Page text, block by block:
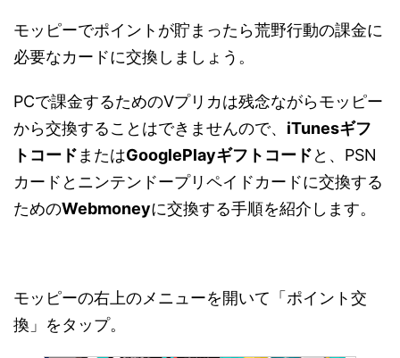
モッピーでポイントが貯まったら荒野行動の課金に
必要なカードに交換しましょう。
PCで課金するためのVプリカは残念ながらモッピー
から交換することはできませんので、 iTunesギフ
トコード またはGooglePlayギフトコードと、PSN
カードとニンテンドープリペイドカードに交換する
ためのWebmoneyに交換する手順を紹介します。
モッピーの右上のメニューを開いて「ポイント交
換」をタップ。